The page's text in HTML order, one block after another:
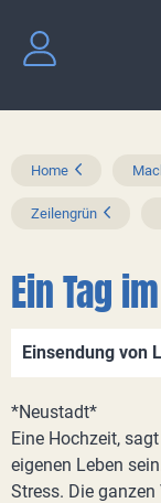
Home
Zeilengrün
Ein Tag
Einsendung von
*Neustadt*
Eine Hochzeit,
eigenen Leben
Stress. Die